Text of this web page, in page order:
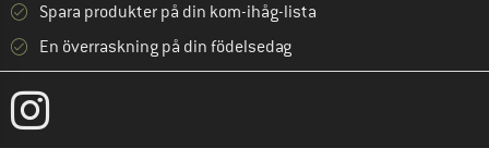
Spara produkter på din kom-ihåg-lista
En överraskning på din födelsedag